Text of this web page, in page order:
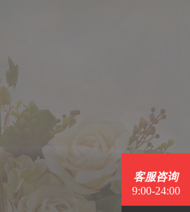
客服咨询
9:00-24:00